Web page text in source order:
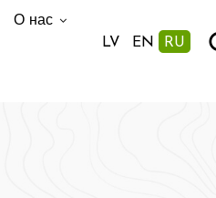
О нас
LV EN RU